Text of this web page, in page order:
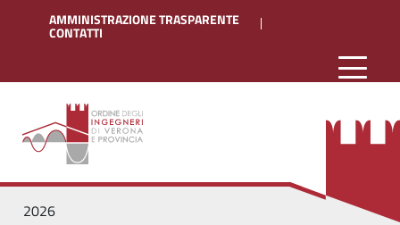
AMMINISTRAZIONE TRASPARENTE
CONTATTI
2026